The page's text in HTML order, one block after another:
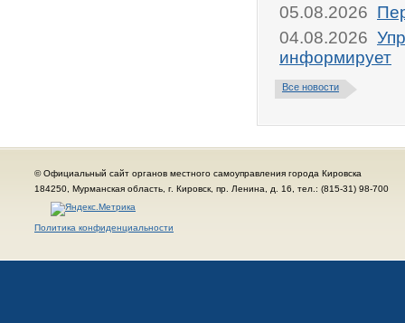
05.08.2026
04.08.2026
информирует
Все новости
© Официальный сайт органов местного самоуправления города Кировска
184250, Мурманская область, г. Кировск, пр. Ленина, д. 16, тел.: (815-31) 98-700
Политика конфиденциальности